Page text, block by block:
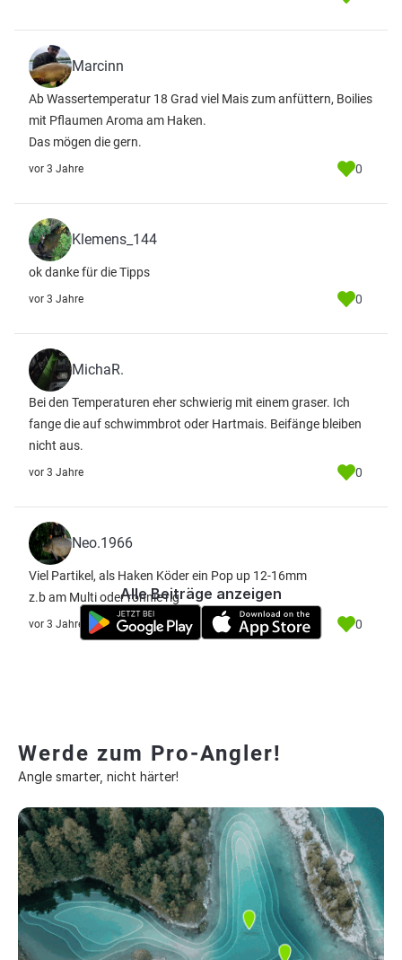
Marcinn
Ab Wassertemperatur 18 Grad viel Mais zum anfüttern, Boilies
mit Pflaumen Aroma am Haken.
Das mögen die gern.
vor 3 Jahre 0
Klemens_144
ok danke für die Tipps
vor 3 Jahre 0
MichaR.
Bei den Temperaturen eher schwierig mit einem graser. Ich
fange die auf schwimmbrot oder Hartmais. Beifänge bleiben
nicht aus.
vor 3 Jahre 0
Neo.1966
Viel Partikel, als Haken Köder ein Pop up 12-16mm
z.b am Multi oder ronnie rig
vor 3 Jahre 0
Alle Beiträge anzeigen
Werde zum Pro-Angler!
Angle smarter, nicht härter!